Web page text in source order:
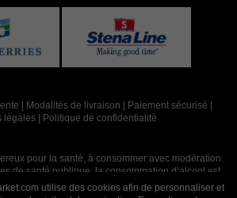
Modalités de livraison Paiement sécurisé
légales
Politique de confidentialité
pour la santé, à consommer avec modération.
de santé publique, la consommation d’alcool est
réservée aux adultes de 18 ans et plus
utilise des cookies afin de personnaliser et